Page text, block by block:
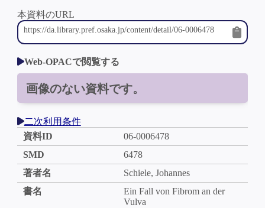
本資料のURL
Web-OPACで閲覧する
画像のない資料です。
二次利用条件
資料ID
06-0006478
SMD
6478
著者名
Schiele, Johannes
書名
Ein Fall von Fibrom an der
Vulva